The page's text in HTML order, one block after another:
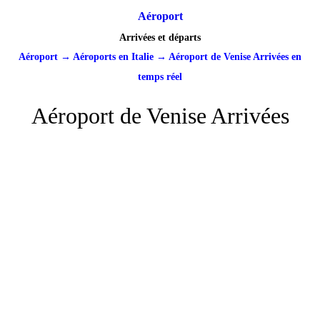
Aéroport
Arrivées et départs
Aéroport → Aéroports en Italie → Aéroport de Venise Arrivées en
temps réel
Aéroport de Venise Arrivées